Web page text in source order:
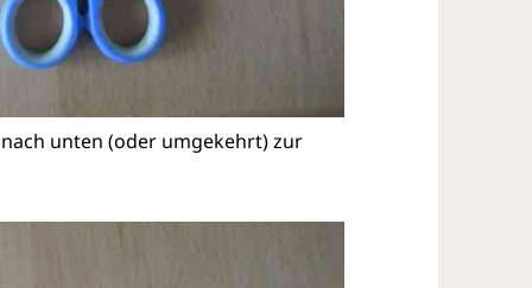
unten (oder umgekehrt) zur